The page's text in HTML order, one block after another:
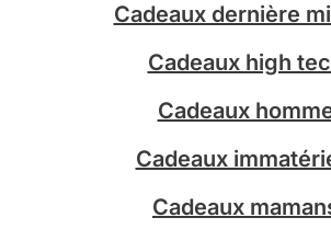
r
a
m
Cadeaux dernière
Cadeaux high
Cadeaux
Cadeaux
Cadeaux